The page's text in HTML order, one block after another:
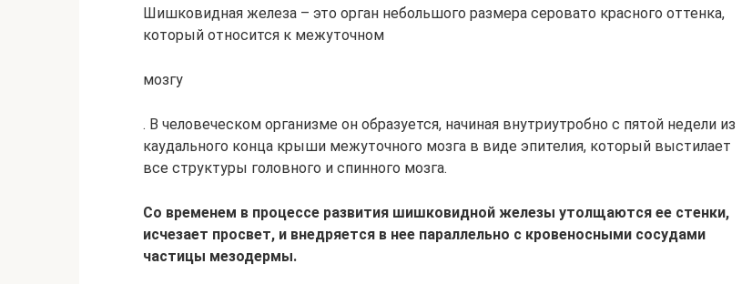
Шишковидная железа – это орган небольшого размера серовато красного оттенка,
который относится к межуточном
мозгу
. В человеческом организме он образуется, начиная внутриутробно с пятой недели из
каудального конца крыши межуточного мозга в виде эпителия, который выстилает
все структуры головного и спинного мозга.
Со временем в процессе развития шишковидной железы утолщаются ее стенки,
исчезает просвет, и внедряется в нее параллельно с кровеносными сосудами
частицы мезодермы.